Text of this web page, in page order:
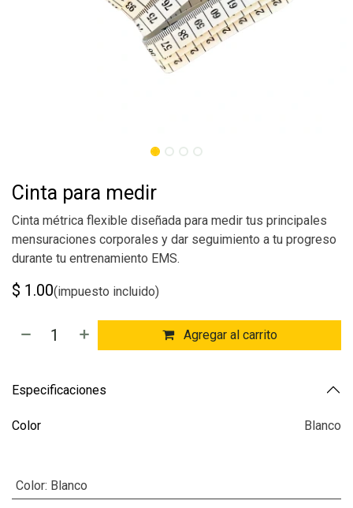
Cinta para medir
Cinta métrica flexible diseñada para medir tus principales
mensuraciones corporales y dar seguimiento a tu progreso
durante tu entrenamiento EMS.
$ 1.00(impuesto incluido)
Agregar al carrito
Especificaciones
Color Blanco
Color: Blanco